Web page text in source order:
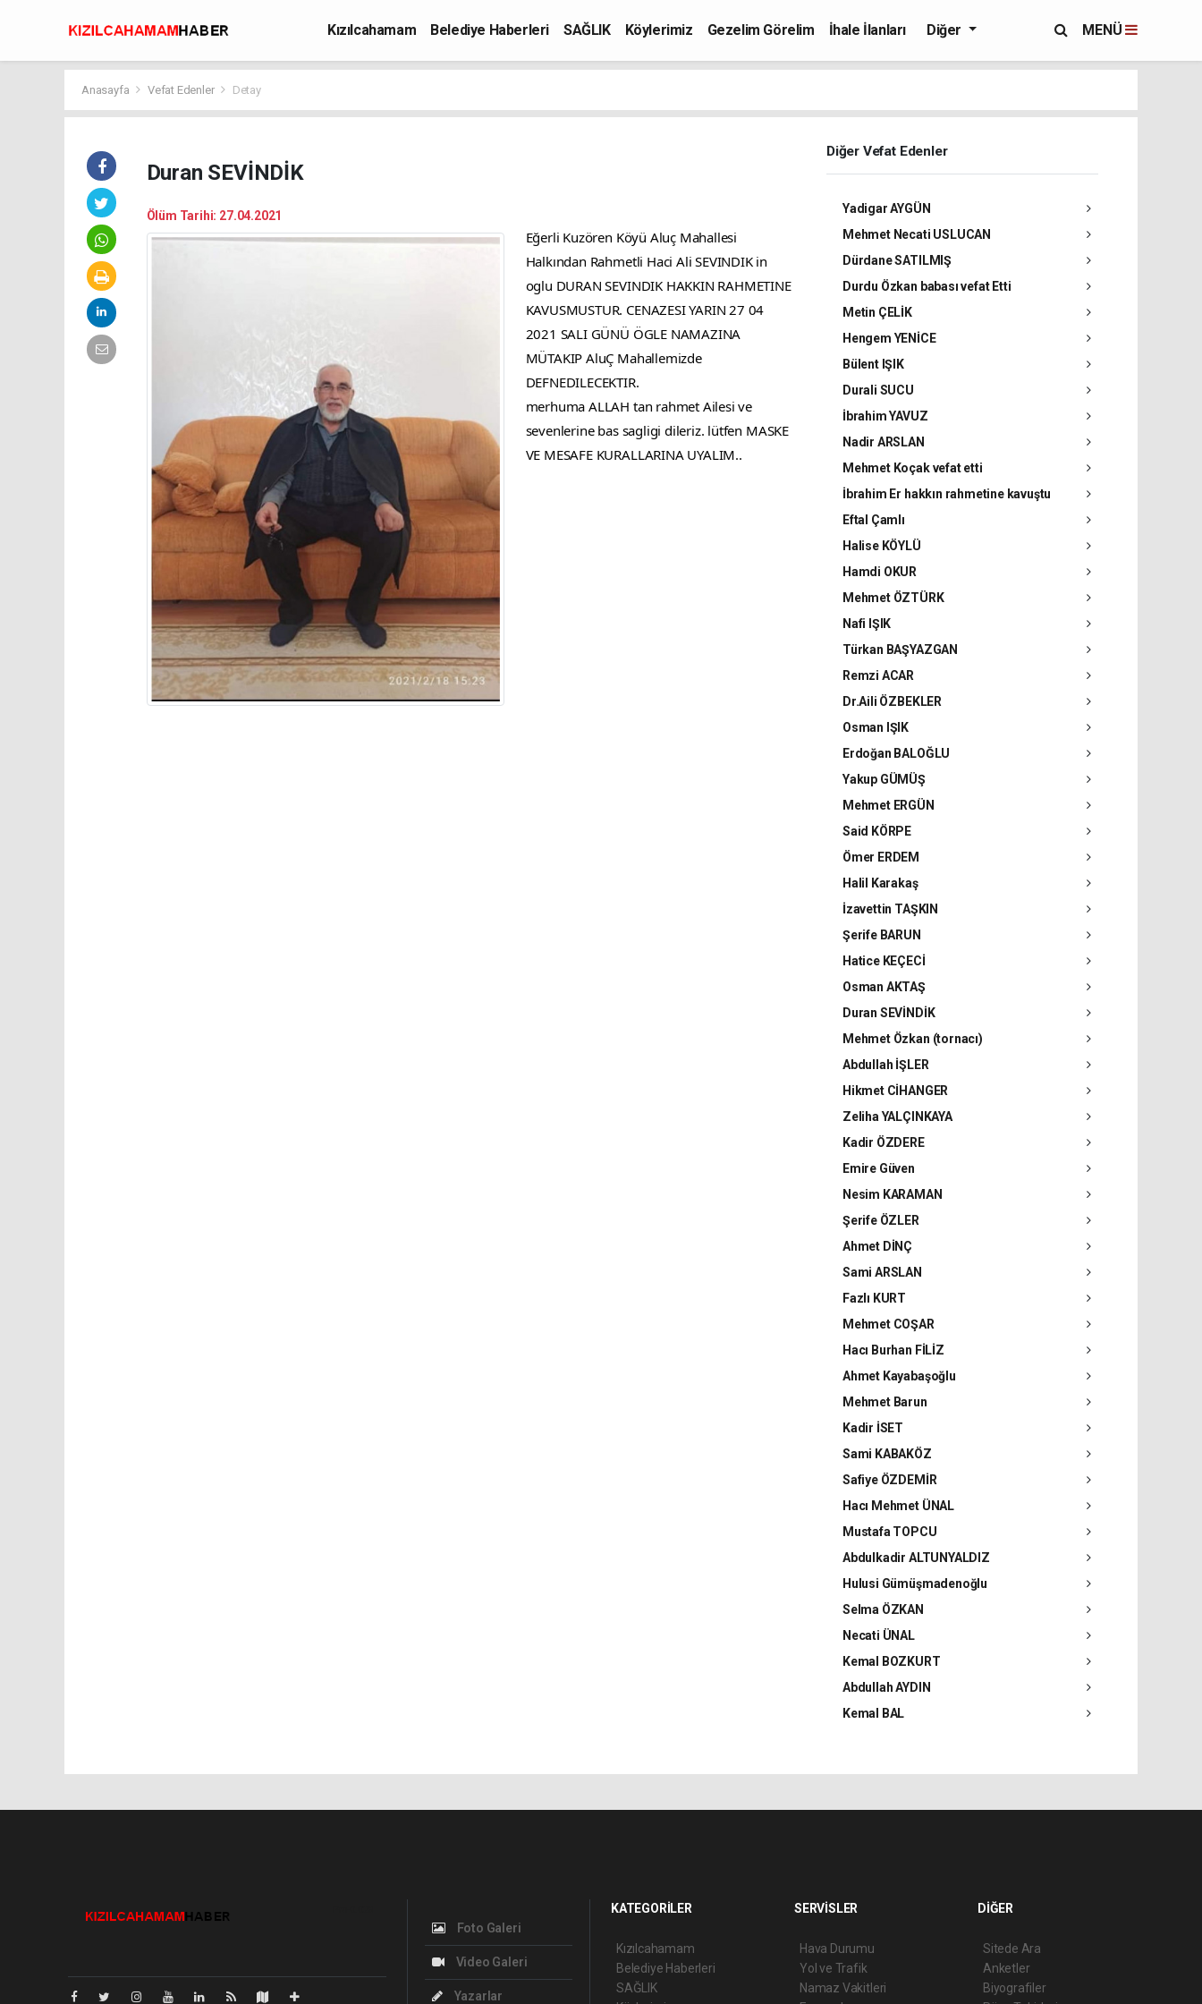
Kızılcahamam Belediye Haberleri SAĞLIK Köylerimiz Gezelim Görelim
İhale İlanları
Diğer MENÜ
Anasayfa Vefat Edenler Detay
Duran SEVİNDİK
Ölüm Tarihi: 27.04.2021
Eğerli Kuzören Köyü Aluç Mahallesi
Halkından Rahmetli Haci Ali SEVINDIK in
oglu DURAN SEVINDIK HAKKIN RAHMETINE
KAVUSMUSTUR. CENAZESI YARIN 27 04
2021 SALI GÜNÜ ÖGLE NAMAZINA
MÜTAKIP AluÇ Mahallemizde
DEFNEDILECEKTIR.
merhuma ALLAH tan rahmet Ailesi ve
sevenlerine bas sagligi dileriz. lütfen MASKE
VE MESAFE KURALLARINA UYALIM..
Diğer Vefat Edenler
Yadigar AYGÜN
Mehmet Necati USLUCAN
Dürdane SATILMIŞ
Durdu Özkan babası vefat Etti
Metin ÇELİK
Hengem YENİCE
Bülent IŞIK
Durali SUCU
İbrahim YAVUZ
Nadir ARSLAN
Mehmet Koçak vefat etti
İbrahim Er hakkın rahmetine kavuştu
Eftal Çamlı
Halise KÖYLÜ
Hamdi OKUR
Mehmet ÖZTÜRK
Nafi IŞIK
Türkan BAŞYAZGAN
Remzi ACAR
Dr.Aili ÖZBEKLER
Osman IŞIK
Erdoğan BALOĞLU
Yakup GÜMÜŞ
Mehmet ERGÜN
Said KÖRPE
Ömer ERDEM
Halil Karakaş
İzavettin TAŞKIN
Şerife BARUN
Hatice KEÇECİ
Osman AKTAŞ
Duran SEVİNDİK
Mehmet Özkan (tornacı)
Abdullah İŞLER
Hikmet CİHANGER
Zeliha YALÇINKAYA
Kadir ÖZDERE
Emire Güven
Nesim KARAMAN
Şerife ÖZLER
Ahmet DİNÇ
Sami ARSLAN
Fazlı KURT
Mehmet COŞAR
Hacı Burhan FİLİZ
Ahmet Kayabaşoğlu
Mehmet Barun
Kadir İSET
Sami KABAKÖZ
Safiye ÖZDEMİR
Hacı Mehmet ÜNAL
Mustafa TOPCU
Abdulkadir ALTUNYALDIZ
Hulusi Gümüşmadenoğlu
Selma ÖZKAN
Necati ÜNAL
Kemal BOZKURT
Abdullah AYDIN
Kemal BAL
Foto Galeri
Video Galeri
Yazarlar
KATEGORİLER
Kızılcahamam
Belediye Haberleri
SAĞLIK
SERVİSLER
Hava Durumu
Yol ve Trafik
Namaz Vakitleri
DİĞER
Sitede Ara
Anketler
Biyografiler